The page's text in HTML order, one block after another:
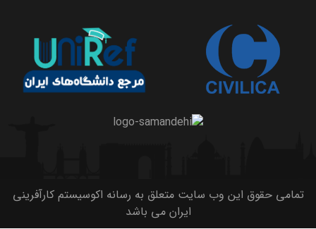
تمامی حقوق این وب سایت متعلق به رسانه اکوسیستم کارآفرینی
ایران می باشد